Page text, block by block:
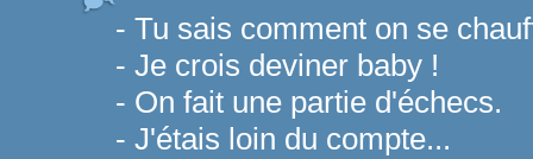
- Tu sais comment on se
- Je crois deviner baby !
- On fait une partie d'échecs.
- J'étais loin du compte...